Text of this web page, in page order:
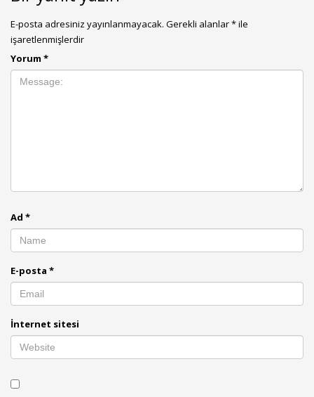
E-posta adresiniz yayınlanmayacak. Gerekli alanlar*ile
işaretlenmişlerdir
Yorum *
Ad *
E-posta *
İnternet sitesi